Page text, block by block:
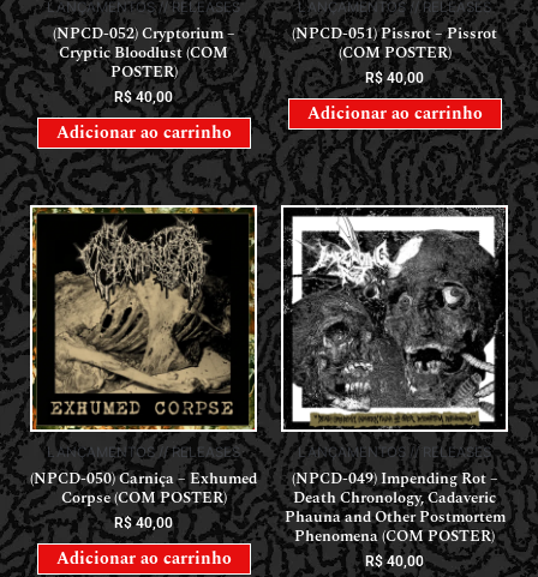
LANÇAMENTOS // RELEASES
(NPCD-052) Cryptorium –
Cryptic Bloodlust (COM
POSTER)
R$40,00
Adicionar ao carrinho
LANÇAMENTOS // RELEASES
(NPCD-051) Pissrot – Pissrot
(COM POSTER)
R$40,00
Adicionar ao carrinho
LANÇAMENTOS // RELEASES
(NPCD-050) Carniça – Exhumed
Corpse (COM POSTER)
R$40,00
Adicionar ao carrinho
LANÇAMENTOS // RELEASES
(NPCD-049) Impending Rot –
Death Chronology, Cadaveric
Phauna and Other Postmortem
Phenomena (COM POSTER)
R$40,00